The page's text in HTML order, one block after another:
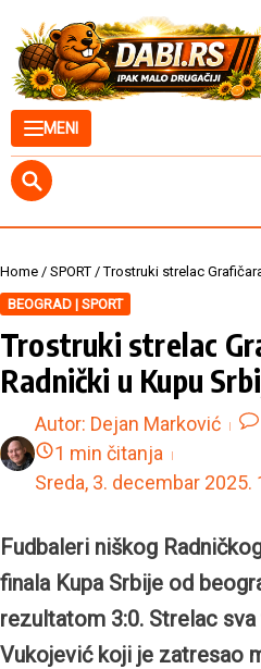
MENI
Home / SPORT /Trostruki strelac
BEOGRAD | SPORT
Trostruki strelac
Radnički u Kupu
Autor: Dejan Marković
1 min čitanja
Sreda, 3. decembar 2025.
Fudbaleri niškog
finala Kupa Srbije od
rezultatom 3:0. Strelac
Vukojević koji je zatresao